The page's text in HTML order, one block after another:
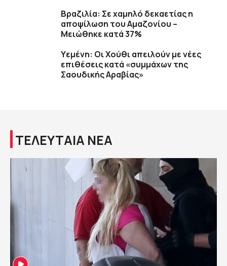
Βραζιλία: Σε χαμηλό δεκαετίας η
αποψίλωση του Αμαζονίου –
Μειώθηκε κατά 37%
Υεμένη: Οι Χούθι απειλούν με νέες
επιθέσεις κατά «συμμάχων της
Σαουδικής Αραβίας»
ΤΕΛΕΥΤΑΙΑ ΝΕΑ